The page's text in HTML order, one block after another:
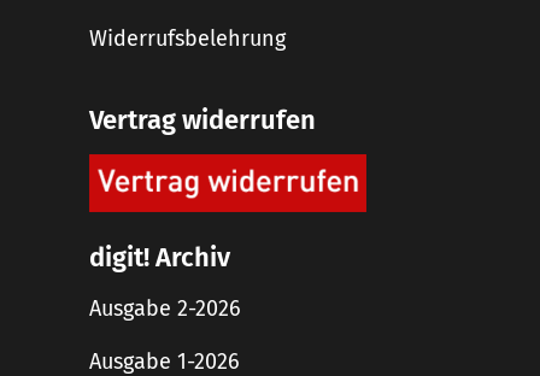
Widerrufsbelehrung
Vertrag widerrufen
digit! Archiv
Ausgabe 2-2026
Ausgabe 1-2026